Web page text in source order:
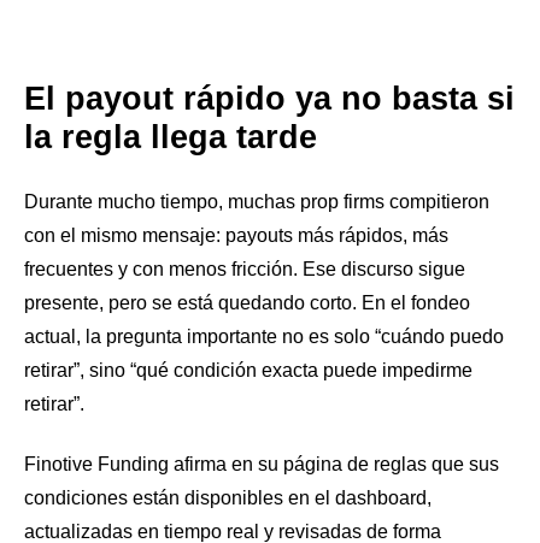
El payout rápido ya no basta si
la regla llega tarde
Durante mucho tiempo, muchas prop firms compitieron
con el mismo mensaje: payouts más rápidos, más
frecuentes y con menos fricción. Ese discurso sigue
presente, pero se está quedando corto. En el fondeo
actual, la pregunta importante no es solo “cuándo puedo
retirar”, sino “qué condición exacta puede impedirme
retirar”.
Finotive Funding afirma en su página de reglas que sus
condiciones están disponibles en el dashboard,
actualizadas en tiempo real y revisadas de forma